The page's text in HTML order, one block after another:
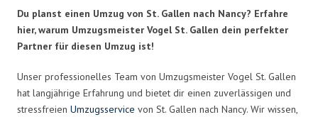
Du planst einen Umzug von St. Gallen nach Nancy? Erfahre
hier, warum Umzugsmeister Vogel St. Gallen dein perfekter
Partner für diesen Umzug ist!
Unser professionelles Team von Umzugsmeister Vogel St. Gallen
hat langjährige Erfahrung und bietet dir einen zuverlässigen und
stressfreien Umzugsservice von St. Gallen nach Nancy. Wir wissen,